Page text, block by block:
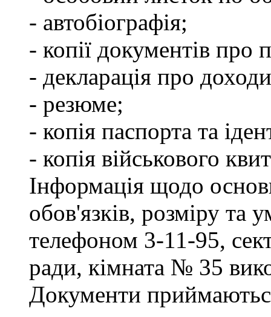
- автобіографія;
- копії документів про
- декларація про
- резюме;
- копія паспорта та
- копія військового
Інформація щодо
обов'язків, розміру та
телефоном 3-11-95,
ради, кімната № 35
Документи